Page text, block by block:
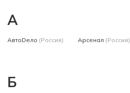
А
АвтоDело (Россия) Арсенал (Россия)
Б